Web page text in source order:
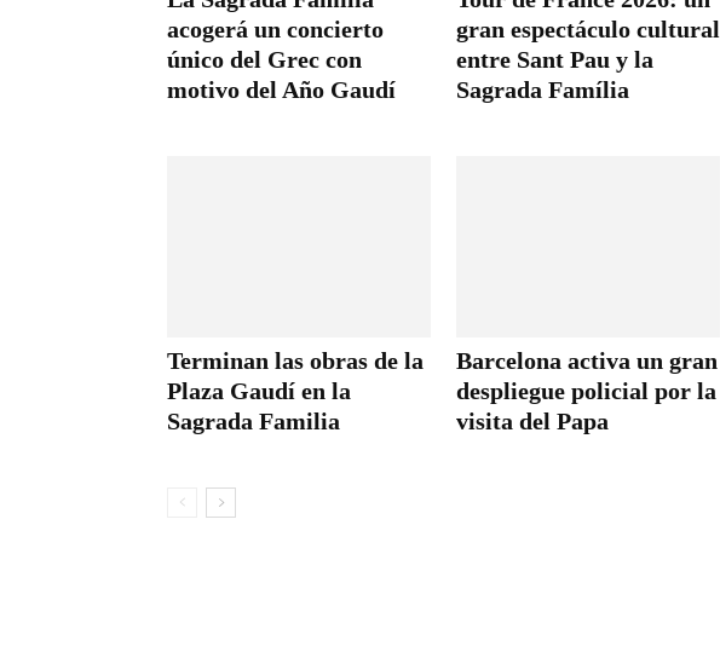
acogerá un concierto
único del Grec con
motivo del Año Gaudí
gran espectáculo cultural
entre Sant Pau y la
Sagrada Família
Terminan las obras de la
Plaza Gaudí en la
Sagrada Familia
Barcelona activa un gran
despliegue policial por la
visita del Papa